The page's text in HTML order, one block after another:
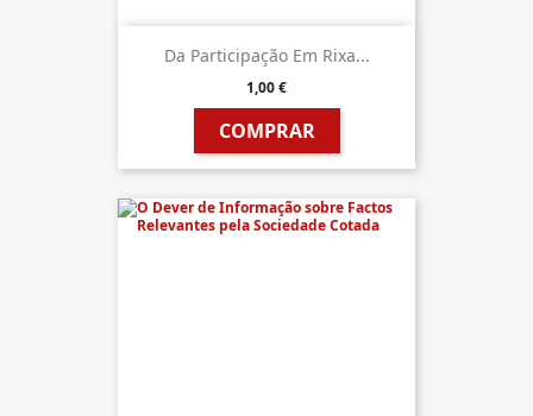
Da Participação Em Rixa...
1,00 €
COMPRAR